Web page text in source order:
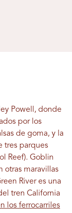
Powell, donde
por los
de goma, y ​​la
tres parques
Reef). Goblin
otras maravillas
River es una
tren California
los ferrocarriles